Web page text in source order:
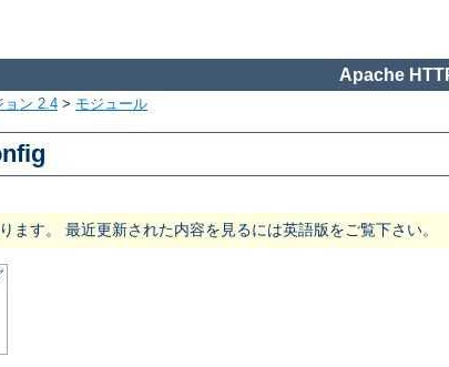
Apache
ョン 2.4 > モジュール
す。 最近更新された内容を見るには英語版をご覧下さい。